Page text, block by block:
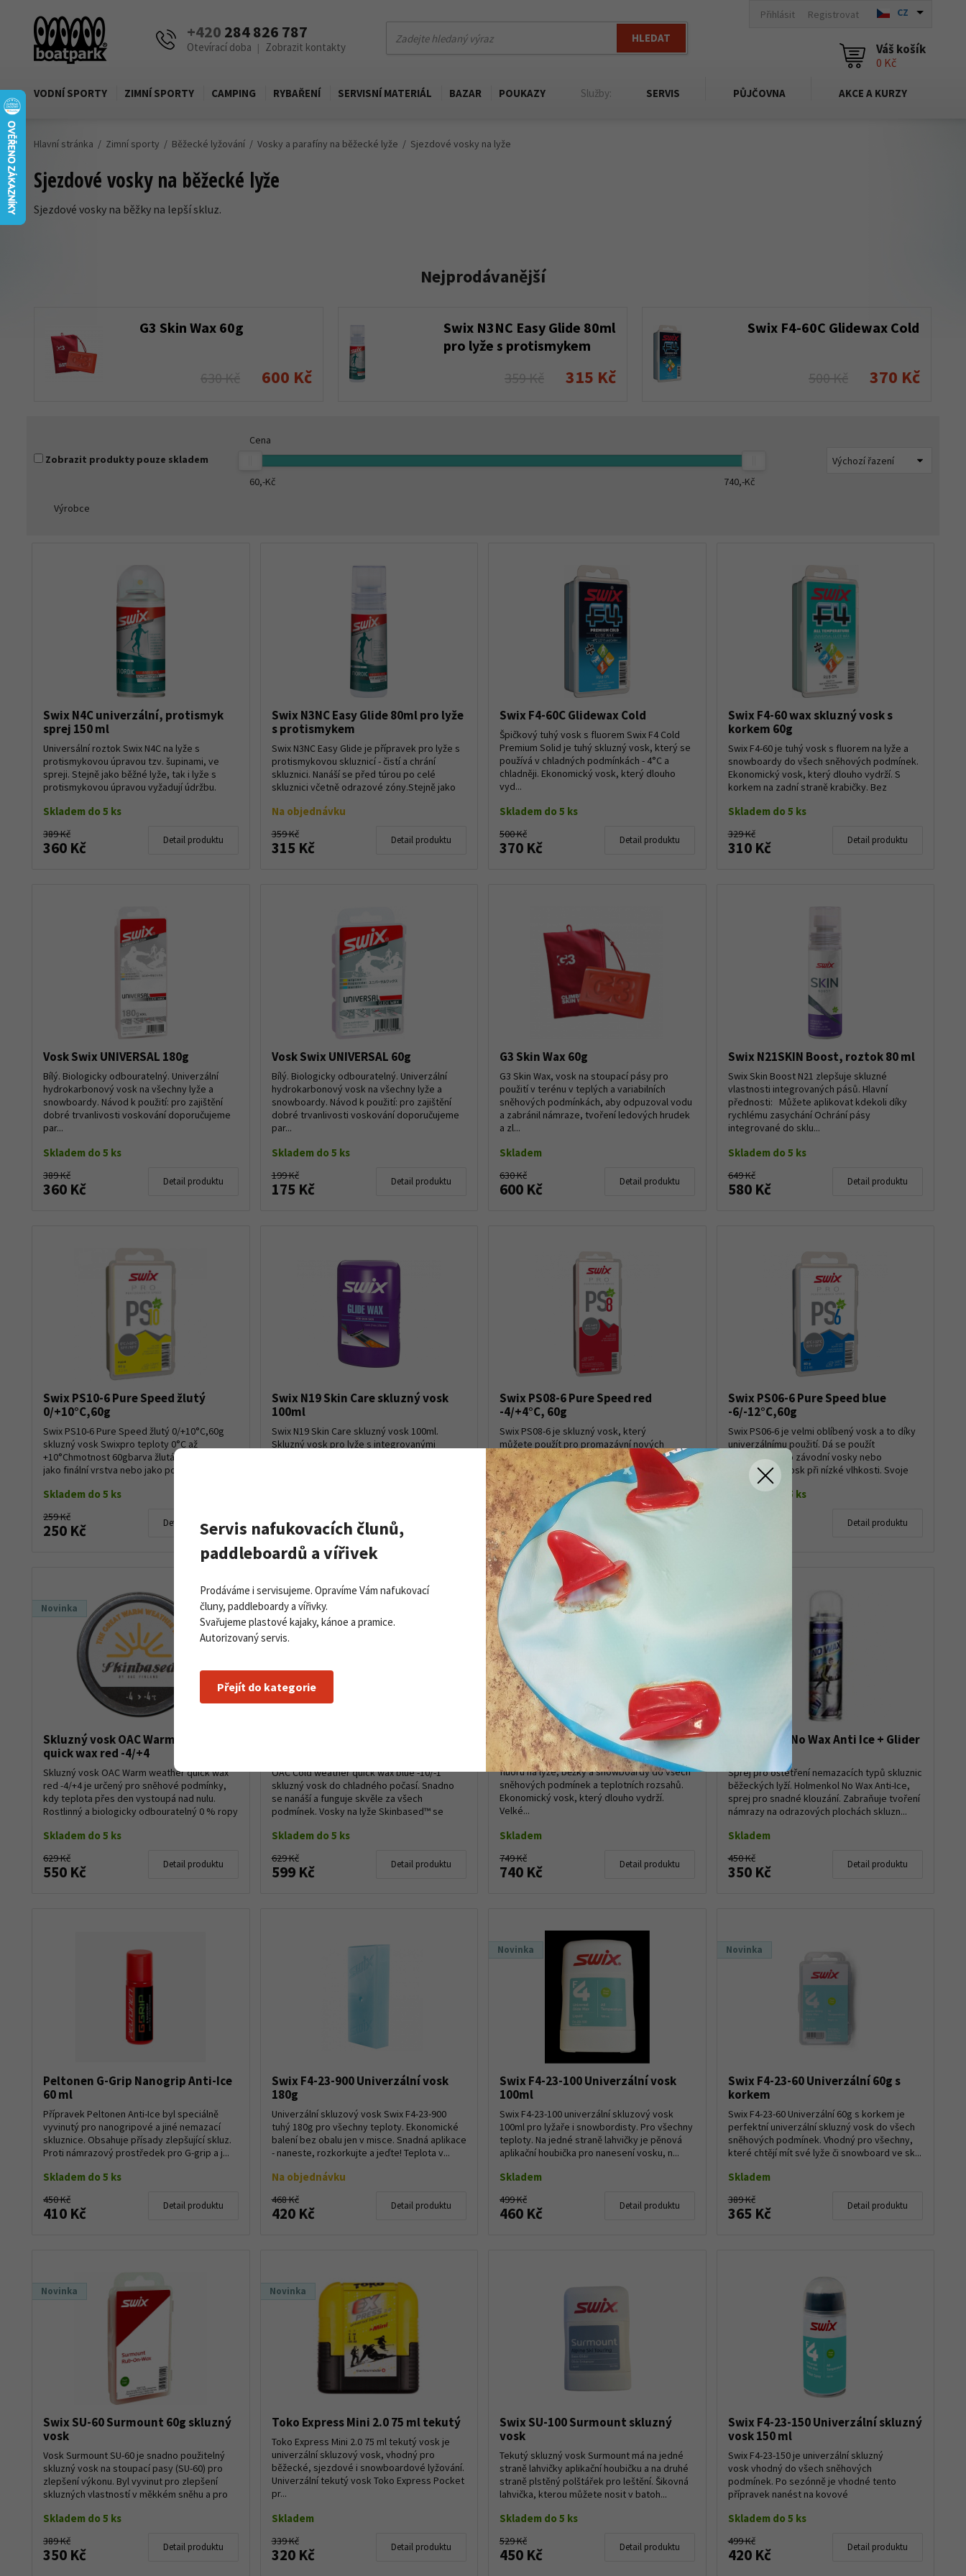
+420 284 826 787
Otevírací doba | Zobrazit kontakty
HLEDAT
Přihlásit Registrovat CZ
Váš košík
0 Kč
VODNÍ SPORTY ZIMNÍ SPORTY CAMPING RYBAŘENÍ SERVISNÍ MATERIÁL BAZAR POUKAZY Služby: SERVIS PŮJČOVNA AKCE A KURZY
Hlavní stránka Zimní sporty Běžecké lyžování Vosky a parafíny na běžecké lyže Sjezdové vosky na lyže
Sjezdové vosky na běžecké lyže
Sjezdové vosky na běžky na lepší skluz.
Nejprodávanější
G3 Skin Wax 60g
630 Kč 600 Kč
Swix N3NC Easy Glide 80ml
pro lyže s protismykem
359 Kč
315 Kč
Swix F4-60C Glidewax Cold
500 Kč 370 Kč
Zobrazit produkty pouze skladem
Cena
60,-Kč 740,-Kč
Výrobce
Swix N4C univerzální, protismyk
sprej 150 ml
Universální roztok Swix N4C na lyže s
protismykovou úpravou tzv. šupinami, ve
spreji. Stejně jako běžné lyže, tak i lyže s
protismykovou úpravou vyžadují údržbu.
Skladem do 5 ks
389 Kč
360 Kč Detail produktu
Swix N3NC Easy Glide 80ml pro lyže
s protismykem
Swix N3NC Easy Glide je přípravek pro lyže s
protismykovou skluznicí - čistí a chrání
skluznici. Nanáší se před túrou po celé
skluznici včetně odrazové zóny.Stejně jako
Na objednávku
359 Kč
315 Kč Detail produktu
Swix F4-60C Glidewax Cold
Špičkový tuhý vosk s fluorem Swix F4 Cold
Premium Solid je tuhý skluzný vosk, který se
používá v chladných podmínkách - 4°C a
chladněji. Ekonomický vosk, který dlouho
vyd...
Skladem do 5 ks
500 Kč
370 Kč Detail produktu
Swix F4-60 wax skluzný vosk s
korkem 60g
Swix F4-60 je tuhý vosk s fluorem na lyže a
snowboardy do všech sněhových podmínek.
Ekonomický vosk, který dlouho vydrží. S
korkem na zadní straně krabičky. Bez
Skladem do 5 ks
329 Kč
310 Kč Detail produktu
Vosk Swix UNIVERSAL 180g
Bílý. Biologicky odbouratelný. Univerzální
hydrokarbonový vosk na všechny lyže a
snowboardy. Návod k použití: pro zajištění
dobré trvanlivosti voskování doporučujeme
par...
Skladem do 5 ks
389 Kč
360 Kč Detail produktu
Vosk Swix UNIVERSAL 60g
Bílý. Biologicky odbouratelný. Univerzální
hydrokarbonový vosk na všechny lyže a
snowboardy. Návod k použití: pro zajištění
dobré trvanlivosti voskování doporučujeme
par...
Skladem do 5 ks
199 Kč
175 Kč Detail produktu
G3 Skin Wax 60g
G3 Skin Wax, vosk na stoupací pásy pro
použití v terénu v teplých a variabilních
sněhových podmínkách, aby odpuzoval vodu
a zabránil námraze, tvoření ledových hrudek
a zl...
Skladem
630 Kč
600 Kč Detail produktu
Swix N21SKIN Boost, roztok 80 ml
Swix Skin Boost N21 zlepšuje skluzné
vlastnosti integrovaných pásů. Hlavní
přednosti: Můžete aplikovat kdekoli díky
rychlému zasychání Ochrání pásy
integrované do sklu...
Skladem do 5 ks
649 Kč
580 Kč Detail produktu
Swix PS10-6 Pure Speed žlutý
0/+10°C,60g
Swix PS10-6 Pure Speed žlutý 0/+10°C,60g
skluzný vosk Swixpro teploty 0°C až
+10°Chmotnost 60gbarva žlutápoužívá se
jako finální vrstva nebo jako podkladový
Skladem do 5 ks
259 Kč
250 Kč Detail produktu
Swix N19 Skin Care skluzný vosk
100ml
Swix N19 Skin Care skluzný vosk 100ml.
Skluzný vosk pro lyže s integrovanými
465 Kč Detail produktu
Swix PS08-6 Pure Speed red
-4/+4°C, 60g
Swix PS08-6 je skluzný vosk, který
můžete použít pro promazávní nových
lyží nebo nově strukturovaných skluznic.
Využití najde i jako tréningový
vosk nebo závodní vosk v ž...
Skladem
259 Kč
233 Kč Detail produktu
Swix PS06-6 Pure Speed blue
-6/-12°C,60g
Swix PS06-6 je velmi oblíbený vosk a to díky
univerzálnímu použití. Dá se použít
jako základ pro závodní vosky nebo
jako závodní vosk při nízké vlhkosti. Svoje
vlastnosti...
Skladem do 5 ks
Detail produktu
Novinka
Skluzný vosk OAC Warm weather
quick wax red -4/+4
Skluzný vosk OAC Warm weather quick wax
red -4/+4 je určený pro sněhové podmínky,
kdy teplota přes den vystoupá nad nulu.
Rostlinný a biologicky odbouratelný 0 % ropy
Skladem do 5 ks
629 Kč
550 Kč Detail produktu
Novinka
OAC Cold weather quick wax blue -10/-1
skluzný vosk do chladného počasí. Snadno
se nanáší a funguje skvěle za všech
podmínek. Vosky na lyže Skinbased™ se
Skladem do 5 ks
629 Kč
599 Kč Detail produktu
Swix F4-180 universální tuhý 180g
Universální Swix F4-180 je tuhý vosk bez
fluoru na lyže, běžky a snowboardy do všech
sněhových podmínek a teplotních rozsahů.
Ekonomický vosk, který dlouho vydrží.
Velké...
Skladem
749 Kč
740 Kč Detail produktu
Holmenkol No Wax Anti Ice + Glider
Sprej pro oštetření nemazacích typů skluznic
běžeckých lyží. Holmenkol No Wax Anti-Ice,
sprej pro snadné klouzání. Zabraňuje tvoření
námrazy na odrazových plochách skluzn...
Skladem
450 Kč
350 Kč Detail produktu
Peltonen G-Grip Nanogrip Anti-Ice
60 ml
Přípravek Peltonen Anti-Ice byl speciálně
vyvinutý pro nanogripové a jiné nemazací
skluznice. Obsahuje přísady zlepšující skluz.
Proti námrazový prostředek pro G-grip a j...
Skladem do 5 ks
450 Kč
410 Kč Detail produktu
Swix F4-23-900 Univerzální vosk
180g
Univerzální skluzový vosk Swix F4-23-900
tuhý 180g pro všechny teploty. Ekonomické
balení bez obalu jen v misce. Snadná aplikace
- naneste, rozkorkujte a jeďte! Teplota v...
Na objednávku
468 Kč
420 Kč Detail produktu
Novinka
Swix F4-23-100 Univerzální vosk
100ml
Swix F4-23-100 univerzální skluzový vosk
100ml pro lyžaře i snowbordisty. Pro všechny
teploty. Na jedné straně lahvičky je pěnová
aplikační houbička pro nanesení vosku, n...
Skladem
499 Kč
460 Kč Detail produktu
Novinka
Swix F4-23-60 Univerzální 60g s
korkem
Swix F4-23-60 Univerzální 60g s korkem je
perfektní univerzální skluzný vosk do všech
sněhových podmínek. Vhodný pro všechny,
které chtějí mít své lyže či snowboard ve sk...
Skladem
389 Kč
365 Kč Detail produktu
Novinka
Swix SU-60 Surmount 60g skluzný
vosk
Vosk Surmount SU-60 je snadno použitelný
skluzný vosk na stoupací pasy (SU-60) pro
zlepšení výkonu. Byl vyvinut pro zlepšení
skluzných vlastností v měkkém sněhu a pro
Skladem do 5 ks
389 Kč
350 Kč Detail produktu
Novinka
Toko Express Mini 2.0 75 ml tekutý
Toko Express Mini 2.0 75 ml tekutý vosk je
univerzální skluzový vosk, vhodný pro
běžecké, sjezdové i snowboardové lyžování.
Univerzální tekutý vosk Toko Express Pocket
pr...
Skladem
339 Kč
320 Kč Detail produktu
Swix SU-100 Surmount skluzný
vosk
Tekutý skluzný vosk Surmount má na jedné
straně lahvičky aplikační houbičku a na druhé
straně plstěný polštářek pro leštění. Šikovná
lahvička, kterou můžete nosit v batoh...
Skladem do 5 ks
529 Kč
450 Kč Detail produktu
Swix F4-23-150 Univerzální skluzný
vosk 150 ml
Swix F4-23-150 je univerzální skluzný
vosk vhodný do všech sněhových
podmínek. Po sezónně je vhodné tento
přípravek nanést na kovové
Skladem do 5 ks
499 Kč
420 Kč Detail produktu
Servis nafukovacích člunů,
paddleboardů a vířivek
Prodáváme i servisujeme. Opravíme Vám nafukovací
čluny, paddleboardy a vířivky.
Svařujeme plastové kajaky, kánoe a pramice.
Autorizovaný servis.
Přejít do kategorie